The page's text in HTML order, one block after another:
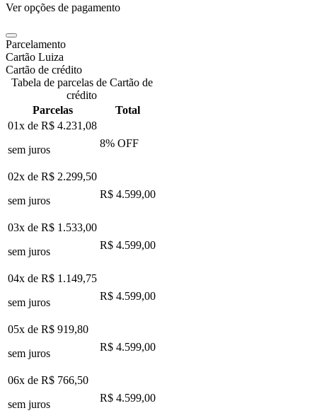
Ver opções de pagamento
Parcelamento
Cartão Luiza
Cartão de crédito
Tabela de parcelas de Cartão de
crédito
Parcelas
Total
01x de R$ 4.231,08
sem juros
8% OFF
02x de R$ 2.299,50
sem juros
R$ 4.599,00
03x de R$ 1.533,00
sem juros
R$ 4.599,00
04x de R$ 1.149,75
sem juros
R$ 4.599,00
05x de R$ 919,80
sem juros
R$ 4.599,00
06x de R$ 766,50
sem juros
R$ 4.599,00